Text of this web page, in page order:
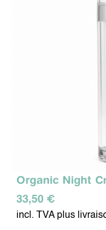
Organic Night
33,50 €
incl. TVA plus